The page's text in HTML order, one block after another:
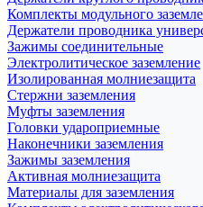
Комплекты модульного
Держатели проводника
Зажимы соединительные
Электролитическое заземление
Изолированная молниезащита
Стержни заземления
Муфты заземления
Головки удароприемные
Наконечники заземления
Зажимы заземления
Активная молниезащита
Материалы для заземления